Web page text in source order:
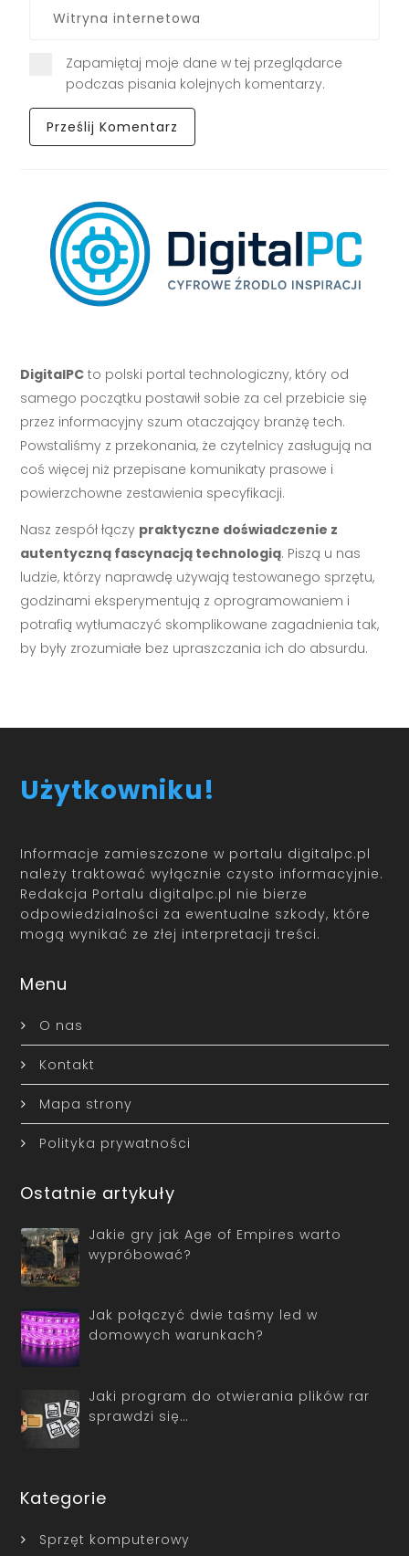
Zapamiętaj moje dane w tej przeglądarce
podczas pisania kolejnych komentarzy.
DigitalPC to polski portal technologiczny, który od
samego początku postawił sobie za cel przebicie się
przez informacyjny szum otaczający branżę tech.
Powstaliśmy z przekonania, że czytelnicy zasługują na
coś więcej niż przepisane komunikaty prasowe i
powierzchowne zestawienia specyfikacji.
Nasz zespół łączy praktyczne doświadczenie z
autentyczną fascynacją technologią. Piszą u nas
ludzie, którzy naprawdę używają testowanego sprzętu,
godzinami eksperymentują z oprogramowaniem i
potrafią wytłumaczyć skomplikowane zagadnienia tak,
by były zrozumiałe bez upraszczania ich do absurdu.
Użytkowniku!
Informacje zamieszczone w portalu digitalpc.pl
należy traktować wyłącznie czysto informacyjnie.
Redakcja Portalu digitalpc.pl nie bierze
odpowiedzialności za ewentualne szkody, które
mogą wynikać ze złej interpretacji treści.
Menu
O nas
Kontakt
Mapa strony
Polityka prywatności
Ostatnie artykuły
Jakie gry jak Age of Empires warto
wypróbować?
Jak połączyć dwie taśmy led w
domowych warunkach?
Jaki program do otwierania plików rar
sprawdzi się…
Kategorie
Sprzęt komputerowy